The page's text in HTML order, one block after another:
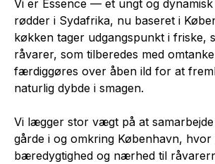
Vi er Essence — et ungt og dynamisk
rødder i Sydafrika, nu baseret i
køkken tager udgangspunkt i friske,
råvarer, som tilberedes med
færdiggøres over åben ild for at
naturlig dybde i smagen.
Vi lægger stor vægt på at
gårde i og omkring København, hvor
bæredygtighed og nærhed til